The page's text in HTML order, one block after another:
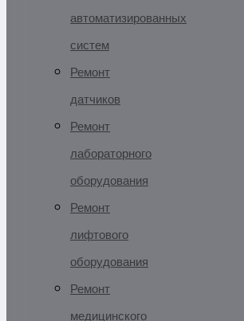
автоматизированных
систем
Ремонт
датчиков
Ремонт
лабораторного
оборудования
Ремонт
лифтового
оборудования
Ремонт
медицинского